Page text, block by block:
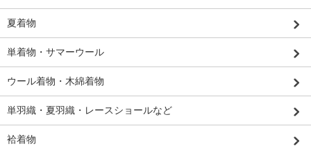
夏着物
単着物・サマーウール
ウール着物・木綿着物
単羽織・夏羽織・レースショールなど
袷着物